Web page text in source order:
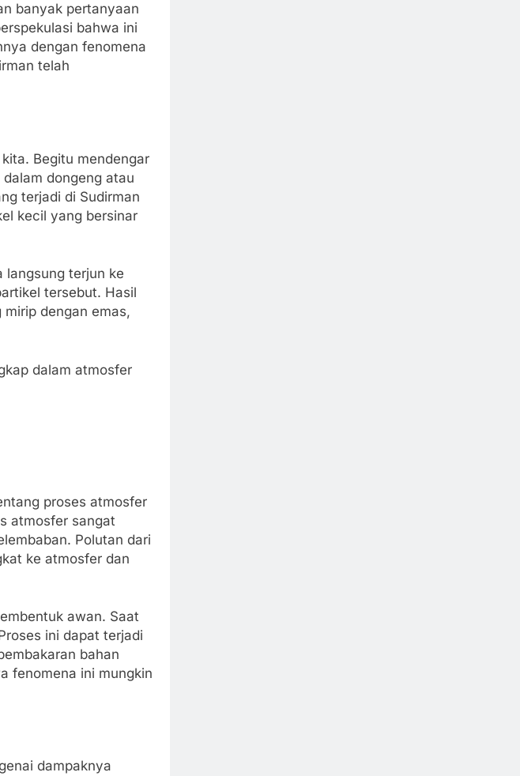
banyak pertanyaan
bahwa ini
dengan fenomena
telah
Begitu mendengar
dongeng atau
terjadi di Sudirman
kecil yang bersinar
langsung terjun ke
tersebut. Hasil
dengan emas,
dalam atmosfer
proses atmosfer
atmosfer sangat
Polutan dari
ke atmosfer dan
awan. Saat
ini dapat terjadi
bahan
fenomena ini mungkin
dampaknya